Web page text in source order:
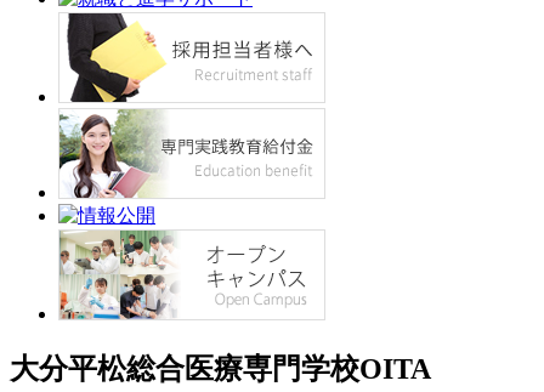
大分平松総合医療専門学校OITA